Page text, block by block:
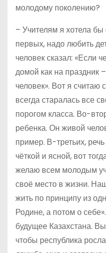
молодому поколению?
– Учителям я хотела
первых, надо любить
человек сказал: «Если
домой как на праздник
человек». Вот я считаю
всегда старалась все
порогом класса. Во-
ребенка. Он живой
пример. В-третьих,
чёткой и ясной, вот
желаю всем молодым
своё место в жизни.
жить по принципу из
Родине, а потом о
будущее Казахстана.
чтобы республика